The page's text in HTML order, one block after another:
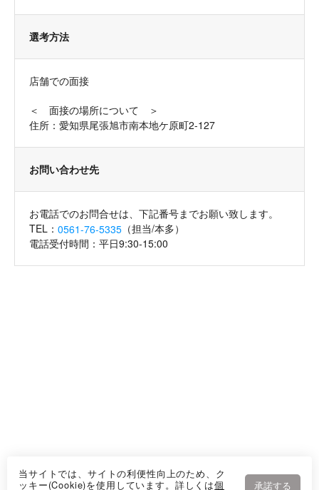
選考方法
店舗での面接
＜ 面接の場所について ＞
住所：愛知県尾張旭市南本地ケ原町2-127
お問い合わせ先
お電話でのお問合せは、下記番号までお願い致します。
TEL： 0561-76-5335 （担当/本多）
電話受付時間：平日9:30-15:00
当サイトでは、サイトの利便性向上のため、ク
ッキー(Cookie)を使用しています。詳しくは個
承諾する